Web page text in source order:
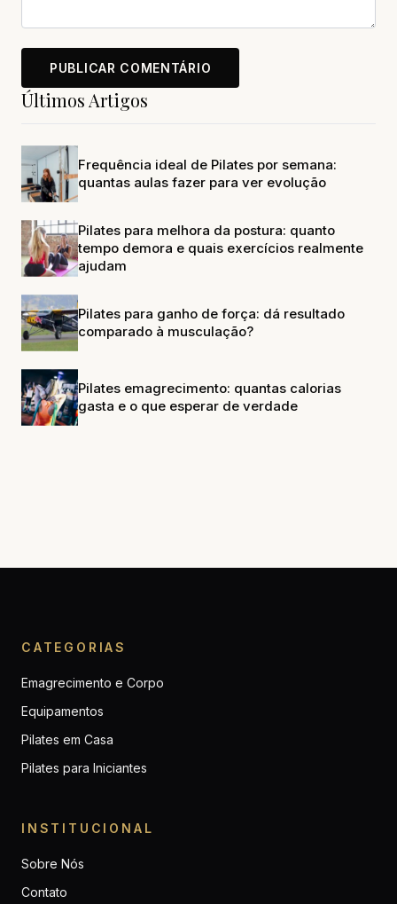
Últimos Artigos
Frequência ideal de Pilates por semana:
quantas aulas fazer para ver evolução
Pilates para melhora da postura: quanto
tempo demora e quais exercícios realmente
ajudam
Pilates para ganho de força: dá resultado
comparado à musculação?
Pilates emagrecimento: quantas calorias
gasta e o que esperar de verdade
CATEGORIAS
Emagrecimento e Corpo
Equipamentos
Pilates em Casa
Pilates para Iniciantes
INSTITUCIONAL
Sobre Nós
Contato